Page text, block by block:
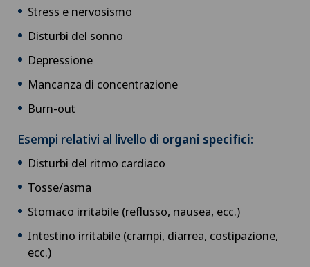
Stress e nervosismo
Disturbi del sonno
Depressione
Mancanza di concentrazione
Burn-out
Esempi relativi al livello di organi specifici:
Disturbi del ritmo cardiaco
Tosse/asma
Stomaco irritabile (reflusso, nausea, ecc.)
Intestino irritabile (crampi, diarrea, costipazione,
ecc.)